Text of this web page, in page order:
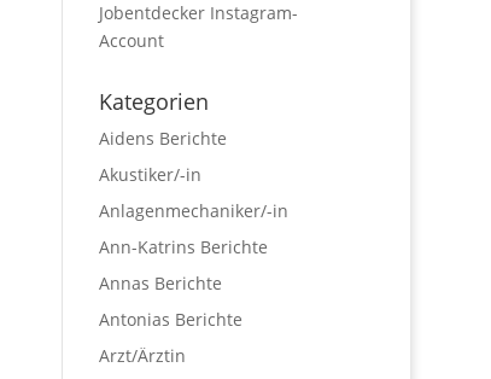
Jobentdecker Instagram-
Account
Kategorien
Aidens Berichte
Akustiker/-in
Anlagenmechaniker/-in
Ann-Katrins Berichte
Annas Berichte
Antonias Berichte
Arzt/Ärztin